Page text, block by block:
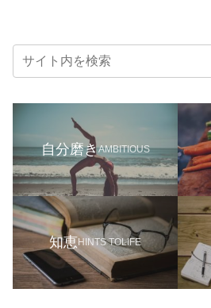
自分磨きAMBITIOUS
知恵HINTS TOLIFE